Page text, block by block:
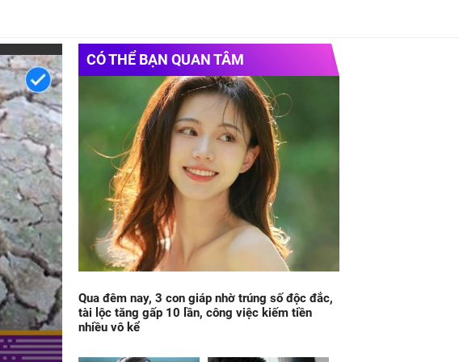
CÓ THỂ BẠN QUAN TÂM
Qua đêm nay, 3 con giáp nhờ trúng số độc đắc,
tài lộc tăng gấp 10 lần, công việc kiếm tiền
nhiều vô kể